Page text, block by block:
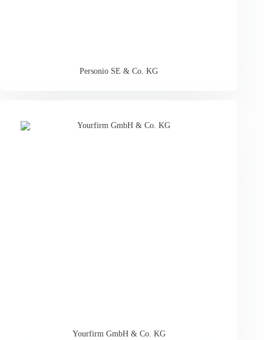
Personio SE & Co. KG
Yourfirm GmbH & Co. KG